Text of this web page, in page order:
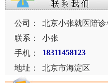
公司：
北京小张就医陪
联系：
小张
手机：
18311458123
地址： 北京市海淀区